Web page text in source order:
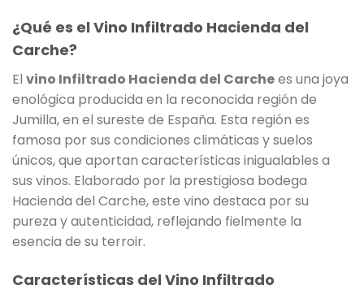
¿Qué es el Vino Infiltrado Hacienda del
Carche?
El vino Infiltrado Hacienda del Carchees una joya
enológica producida en la reconocida región de
Jumilla, en el sureste de España. Esta región es
famosa por sus condiciones climáticas y suelos
únicos, que aportan características inigualables a
sus vinos. Elaborado por la prestigiosa bodega
Hacienda del Carche, este vino destaca por su
pureza y autenticidad, reflejando fielmente la
esencia de su terroir.
Características del Vino Infiltrado